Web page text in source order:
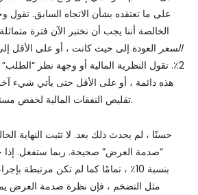
على ما تعتقده بشأن الاتجاه السابق.
الخالصة أننا يجب أن نختبر الآن فترة
السعر العودة إلى حيث كانت ، أو على الأقل
2٪. تقول النظرية المالية أو وجهة نظر
هذه دائمة ، أو على الأقل حتى يأتي شيء
تقليص النفقات المالية لخفض مستوى السعر إلى حيث كان.
حسنًا ، لم يحدث ذلك بعد. لا تثبت النهاية
“صدمة العرض” صحيحة. ربما ستفعل. إذا
بنسبة 10٪ ، تمامًا كما لم تكن مرتبطة
مثل التضخم ، فإن نظرة صدمة العرض